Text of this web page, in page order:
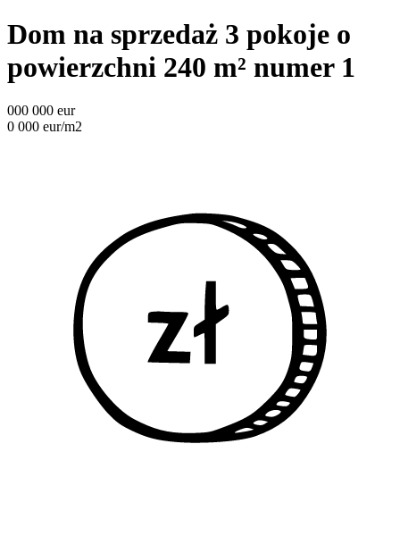
Dom na sprzedaż 3 pokoje o
powierzchni 240 m² numer 1
000 000 eur
0 000 eur/m2